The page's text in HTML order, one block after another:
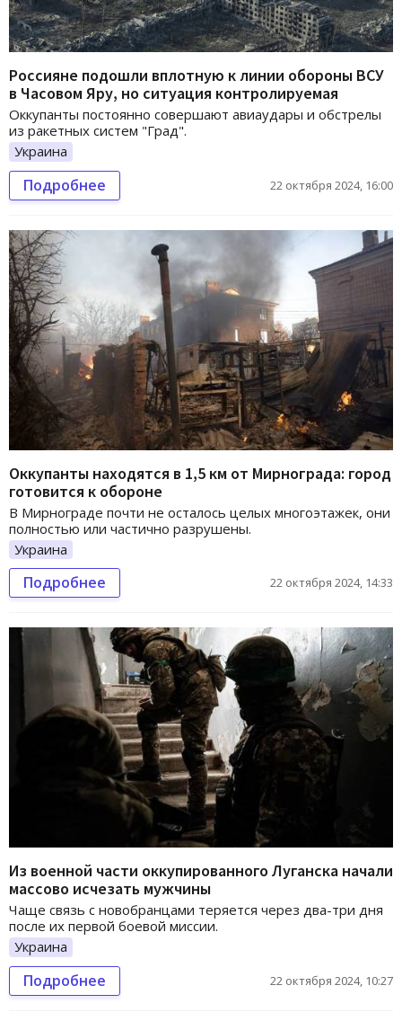
Россияне подошли вплотную к линии обороны ВСУ
в Часовом Яру, но ситуация контролируемая
Оккупанты постоянно совершают авиаудары и обстрелы
из ракетных систем "Град".
Украина
Подробнее 22 октября 2024, 16:00
Оккупанты находятся в 1,5 км от Мирнограда: город
готовится к обороне
В Мирнограде почти не осталось целых многоэтажек, они
полностью или частично разрушены.
Украина
Подробнее 22 октября 2024, 14:33
Из военной части оккупированного Луганска начали
массово исчезать мужчины
Чаще связь с новобранцами теряется через два-три дня
после их первой боевой миссии.
Украина
Подробнее 22 октября 2024, 10:27